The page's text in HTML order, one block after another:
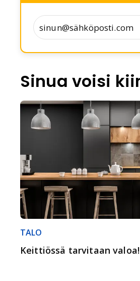
Sinua voisi
TALO
Keittiössä tarvitaan valoa!